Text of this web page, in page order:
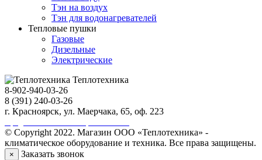
Тэн на воздух
Тэн для водонагревателей
Тепловые пушки
Газовые
Дизельные
Электрические
Теплотехника
8-902-940-03-26
8 (391) 240-03-26
г. Красноярск, ул. Маерчака, 65, оф. 223
© Copyright 2022. Магазин ООО «Теплотехника» -
климатическое оборудование и техника. Все права защищены.
×
Заказать звонок